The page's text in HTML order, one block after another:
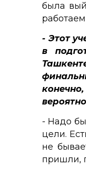
была
- Этот
в
- Надо
цели.
не
пришли,